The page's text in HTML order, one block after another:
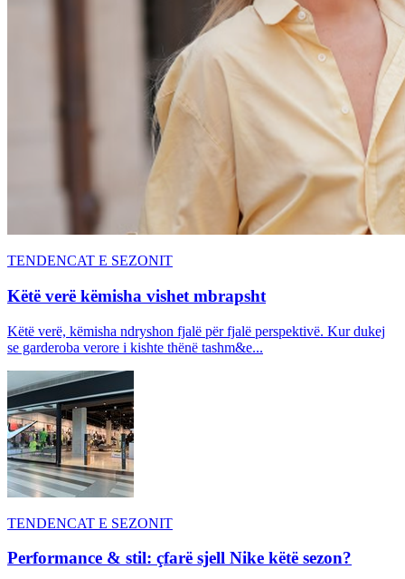
TENDENCAT E SEZONIT
Këtë verë këmisha vishet mbrapsht
Këtë verë, këmisha ndryshon fjalë për fjalë perspektivë. Kur dukej
se garderoba verore i kishte thënë tashm&e...
TENDENCAT E SEZONIT
Performance & stil: çfarë sjell Nike këtë sezon?